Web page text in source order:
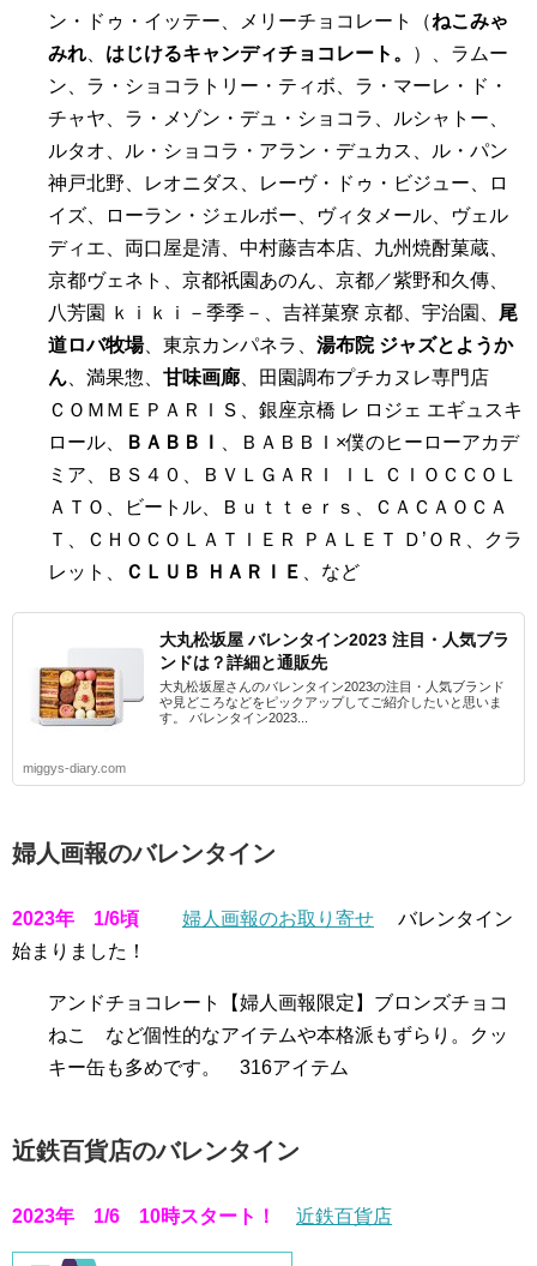
ン・ドゥ・イッテー、メリーチョコレート（ねこみゃ
みれ
はじけるキャンディチョコレート。
）、ラムー
ン、ラ・ショコラトリー・ティボ、ラ・マーレ・ド・
チャヤ、ラ・メゾン・デュ・ショコラ、ルシャトー、
ルタオ、ル・ショコラ・アラン・デュカス、ル・パン
神戸北野、レオニダス、レーヴ・ドゥ・ビジュー、ロ
イズ、ローラン・ジェルボー、ヴィタメール、ヴェル
ディエ、両口屋是清、中村藤吉本店、九州焼酎菓蔵、
京都ヴェネト、京都祇園あのん、京都／紫野和久傳、
八芳園 ｋｉｋｉ－季季－、吉祥菓寮 京都、宇治園、 尾
道ロバ牧場、東京カンパネラ、 湯布院 ジャズとようか
ん 、満果惣、 甘味画廊 、田園調布プチカヌレ専門店
ＣＯＭＭＥＰＡＲＩＳ、銀座京橋 レ ロジェ エギュスキ
ロール、
ＢＡＢＢＩ
、ＢＡＢＢＩ×僕のヒーローアカデ
ミア、ＢＳ４０、ＢＶＬＧＡＲＩ ＩＬ ＣＩＯＣＣＯＬ
ＡＴＯ、ビートル、Ｂｕｔｔｅｒｓ、ＣＡＣＡＯＣＡ
Ｔ、ＣＨＯＣＯＬＡＴＩＥＲ ＰＡＬＥＴ Ｄ’ＯＲ、クラ
レット、
ＣＬＵＢ ＨＡＲＩＥ 、など
大丸松坂屋 バレンタイン2023 注目・人気ブラ
ンドは？詳細と通販先
大丸松坂屋さんのバレンタイン2023の注目・人気ブランド
や見どころなどをピックアップしてご紹介したいと思いま
す。 バレンタイン2023...
miggys-diary.com
婦人画報のバレンタイン
2023年 1/6頃 婦人画報のお取り寄せ バレンタイン
始まりました！
アンドチョコレート【婦人画報限定】ブロンズチョコ
ねこ など個性的なアイテムや本格派もずらり。クッ
キー缶も多めです。 316アイテム
近鉄百貨店のバレンタイン
2023年 1/6 10時スタート！ 近鉄百貨店